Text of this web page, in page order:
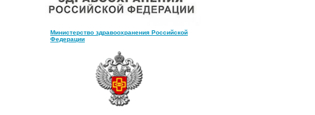
Министерство здравоохранения Российской
Федерации